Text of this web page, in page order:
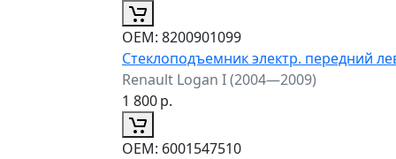
ОЕМ: 8200901099
Стеклоподъемник электр. передний
Renault Logan I (2004—2009)
1 800р.
ОЕМ: 6001547510